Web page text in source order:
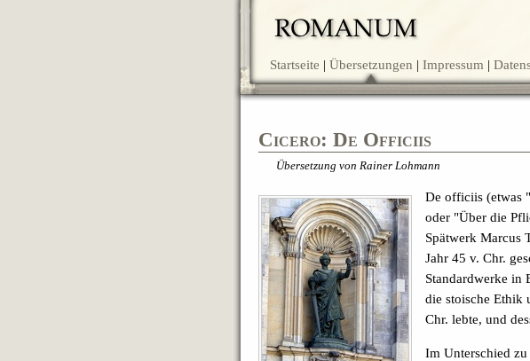
Startseite Übersetzungen Impressum
Cicero: De Officiis
Übersetzung von Rainer Lohmann
De officiis (etwas
oder "Über die
Spätwerk Marcus
Jahr 45 v. Chr.
Standardwerke in
die stoische Ethik
Chr. lebte, und
Im Unterschied